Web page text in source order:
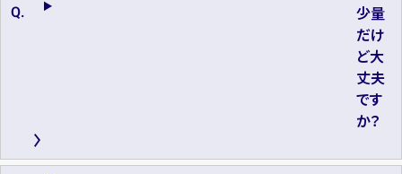
少量
だけ
ど大
丈夫
です
か？